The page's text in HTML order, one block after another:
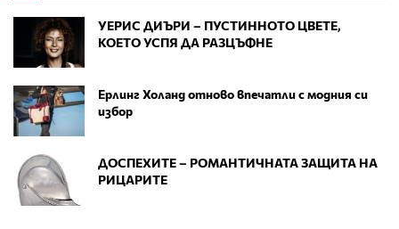
УЕРИС ДИЪРИ – ПУСТИННОТО ЦВЕТЕ,
КОЕТО УСПЯ ДА РАЗЦЪФНЕ
Ерлинг Холанд отново впечатли с модния си
избор
ДОСПЕХИТЕ – РОМАНТИЧНАТА ЗАЩИТА НА
РИЦАРИТЕ